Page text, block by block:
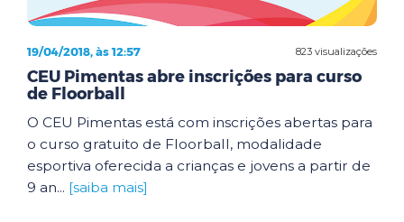
823 visualizações
19/04/2018, às 12:57
CEU Pimentas abre inscrições para curso
de Floorball
O CEU Pimentas está com inscrições abertas para
o curso gratuito de Floorball, modalidade
esportiva oferecida a crianças e jovens a partir de
9 an... [saiba mais]